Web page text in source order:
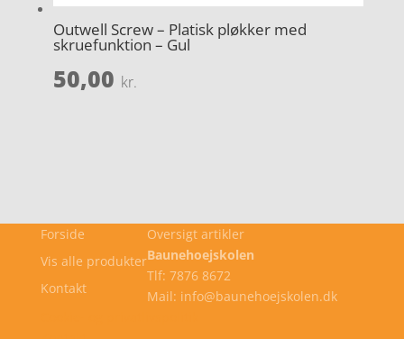
Outwell Screw – Platisk pløkker med
skruefunktion – Gul
50,00 kr.
Forside
Vis alle produkter
Kontakt
Oversigt artikler
Baunehoejskolen
Tlf: 7876 8672
Mail: info@baunehoejskolen.dk